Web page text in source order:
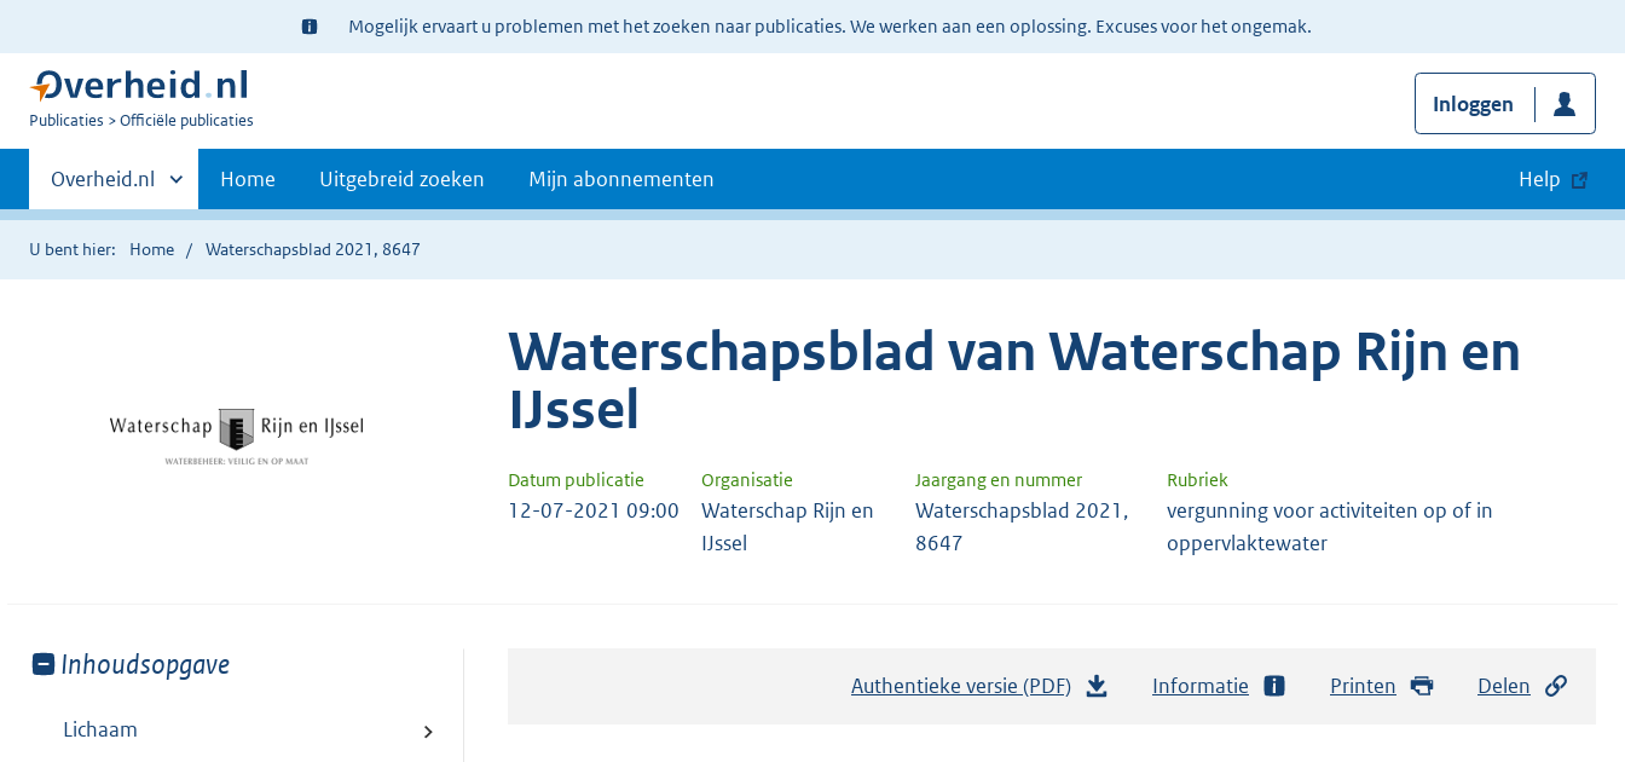
Ter
informatie:
Mogelijk ervaart u problemen met het zoeken naar publicaties. We werken aan een oplossing. Excuses voor het ongemak.
U
Publicaties Officiële publicaties
Inloggen
Primaire
navigatie
Andere
sites
binnen
Overheid.nl Home Uitgebreid zoeken Mijn abonnementen Help
U bent hier: Home Waterschapsblad 2021, 8647
Waterschapsblad van Waterschap Rijn en
IJssel
Datum publicatie Organisatie Jaargang en nummer Rubriek
12-07-2021 09:00
Waterschap Rijn en
IJssel
Waterschapsblad 2021,
8647
vergunning voor activiteiten op of in
oppervlaktewater
Toon
van:
Inhoudsopgave
Lichaam
Authentieke versie (PDF) Informatie Printen Delen